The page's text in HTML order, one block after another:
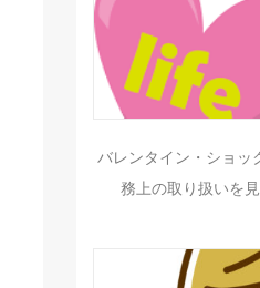
バレンタイン・ショッ
務上の取り扱いを